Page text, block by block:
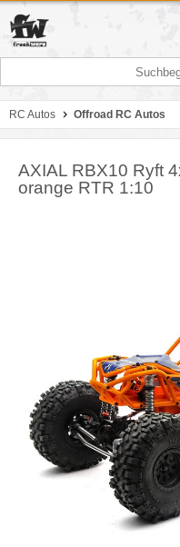
RC Autos Offroad RC Autos
AXIAL RBX10 Ryft
orange RTR 1:10